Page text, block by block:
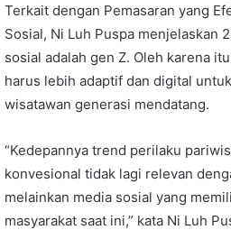
Terkait dengan Pemasaran yang
Sosial, Ni Luh Puspa menjelaskan
sosial adalah gen Z. Oleh karena
harus lebih adaptif dan digital
wisatawan generasi mendatang.
“Kedepannya trend perilaku
konvesional tidak lagi relevan
melainkan media sosial yang
masyarakat saat ini,” kata Ni Luh